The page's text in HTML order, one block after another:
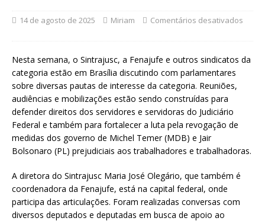
14 de agosto de 2025 Miriam Comentários desativados
Nesta semana, o Sintrajusc, a Fenajufe e outros sindicatos da
categoria estão em Brasília discutindo com parlamentares
sobre diversas pautas de interesse da categoria. Reuniões,
audiências e mobilizações estão sendo construídas para
defender direitos dos servidores e servidoras do Judiciário
Federal e também para fortalecer a luta pela revogação de
medidas dos governo de Michel Temer (MDB) e Jair
Bolsonaro (PL) prejudiciais aos trabalhadores e trabalhadoras.
A diretora do Sintrajusc Maria José Olegário, que também é
coordenadora da Fenajufe, está na capital federal, onde
participa das articulações. Foram realizadas conversas com
diversos deputados e deputadas em busca de apoio ao